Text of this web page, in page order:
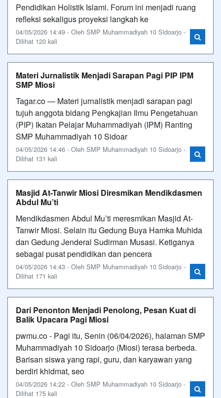
Pendidikan Holistik Islami. Forum ini menjadi ruang
refleksi sekaligus proyeksi langkah ke
04/05/2026 14:49 - Oleh SMP Muhammadiyah 10 Sidoarjo -
Dilihat 120 kali
Materi Jurnalistik Menjadi Sarapan Pagi PIP IPM
SMP Miosi
Tagar.co — Materi jurnalistik menjadi sarapan pagi
tujuh anggota bidang Pengkajian Ilmu Pengetahuan
(PIP) Ikatan Pelajar Muhammadiyah (IPM) Ranting
SMP Muhammadiyah 10 Sidoar
04/05/2026 14:46 - Oleh SMP Muhammadiyah 10 Sidoarjo -
Dilihat 131 kali
Masjid At-Tanwir Miosi Diresmikan Mendikdasmen
Abdul Mu’ti
Mendikdasmen Abdul Mu’ti meresmikan Masjid At-
Tanwir Miosi. Selain itu Gedung Buya Hamka Muhida
dan Gedung Jenderal Sudirman Musasi. Ketiganya
sebagai pusat pendidikan dan pencera
04/05/2026 14:43 - Oleh SMP Muhammadiyah 10 Sidoarjo -
Dilihat 171 kali
Dari Penonton Menjadi Penolong, Pesan Kuat di
Balik Upacara Pagi Miosi
pwmu.co - Pagi itu, Senin (06/04/2026), halaman SMP
Muhammadiyah 10 Sidoarjo (Miosi) terasa berbeda.
Barisan siswa yang rapi, guru, dan karyawan yang
berdiri khidmat, seo
04/05/2026 14:22 - Oleh SMP Muhammadiyah 10 Sidoarjo -
Dilihat 175 kali